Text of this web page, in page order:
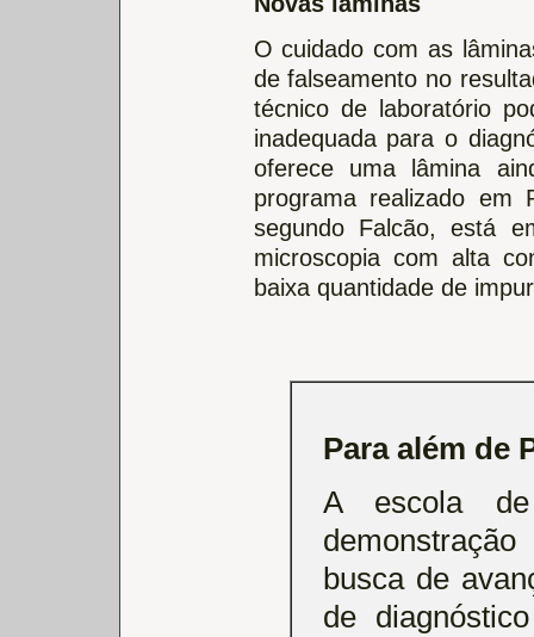
O cuidado com as
de falseamento no
técnico de laboratório
inadequada para o
oferece uma lâmina
programa realizado em
segundo Falcão, está
microscopia com alta
baixa quantidade de
Para além de
A escola
busca de
de